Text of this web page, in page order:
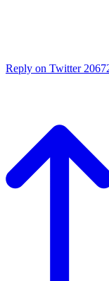
Reply on Twitter